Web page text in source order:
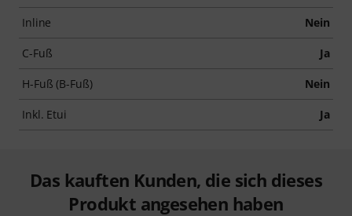
Inline Nein
C-Fuß Ja
H-Fuß (B-Fuß) Nein
Inkl. Etui Ja
Das kauften Kunden, die sich dieses
Produkt angesehen haben